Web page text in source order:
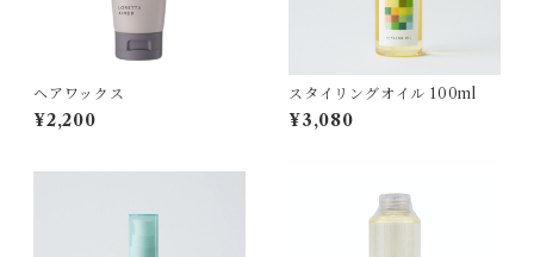
ヘアワックス
¥2,200
スタイリングオイル 100ml
¥3,080